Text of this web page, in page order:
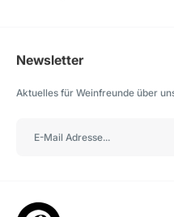
Newsletter
Aktuelles für Weinfreunde über